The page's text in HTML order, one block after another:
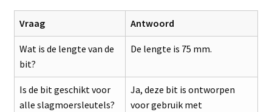
Vraag Antwoord
Wat is de lengte van de
bit?
De lengte is 75 mm.
Is de bit geschikt voor
alle slagmoersleutels?
Ja, deze bit is ontworpen
voor gebruik met